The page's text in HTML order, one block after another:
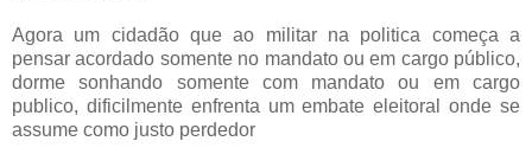
Agora um cidadão que ao militar na politica começa a
pensar acordado somente no mandato ou em cargo público,
dorme sonhando somente com mandato ou em cargo
publico, dificilmente enfrenta um embate eleitoral onde se
assume como justo perdedor